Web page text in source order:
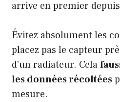
arrive en premier
Évitez absolument les
placez pas le capteur
d’un radiateur. Cela
les données récoltées
mesure.